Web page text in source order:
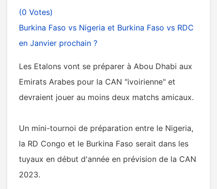
(0 Votes)
Burkina Faso vs Nigeria et Burkina Faso vs RDC
en Janvier prochain ?
Les Etalons vont se préparer à Abou Dhabi aux
Emirats Arabes pour la CAN "ivoirienne" et
devraient jouer au moins deux matchs amicaux.
Un mini-tournoi de préparation entre le Nigeria,
la RD Congo et le Burkina Faso serait dans les
tuyaux en début d'année en prévision de la CAN
2023.